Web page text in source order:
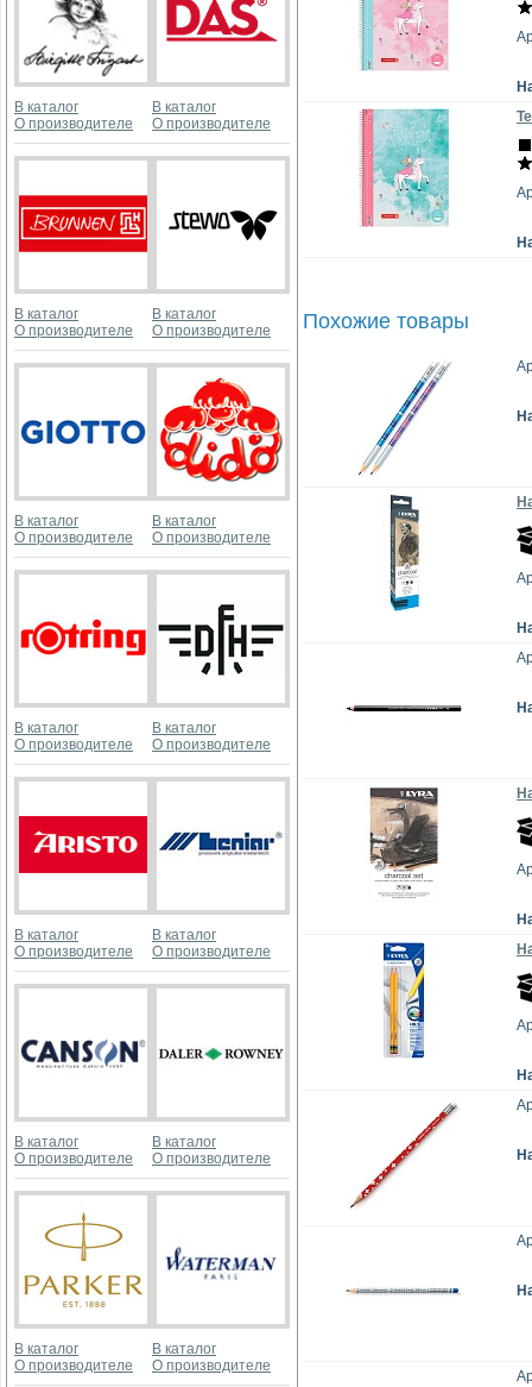
В каталог
О производителе
В каталог
О производителе
В каталог
О производителе
В каталог
О производителе
В каталог
О производителе
В каталог
О производителе
В каталог
О производителе
В каталог
О производителе
В каталог
О производителе
В каталог
О производителе
В каталог
О производителе
В каталог
О производителе
В каталог
О производителе
В каталог
О производителе
Похожие товары